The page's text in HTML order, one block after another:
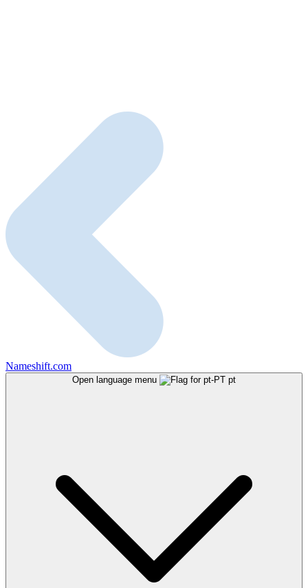
Nameshift.com
Open language menu pt